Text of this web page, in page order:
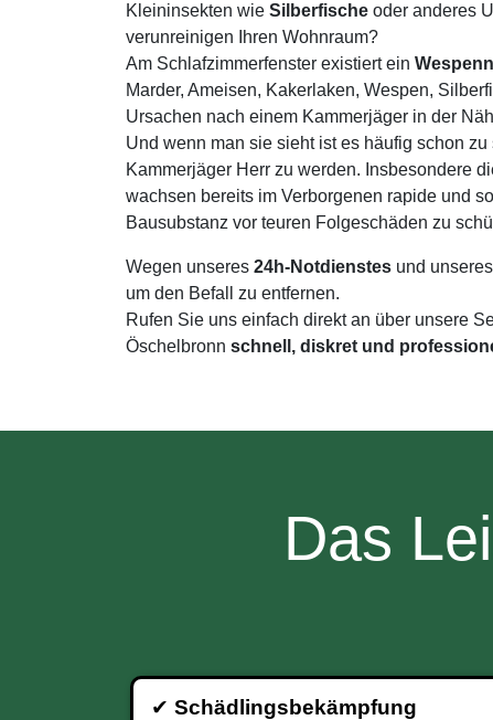
Kleininsekten wie Silberfische oder anderes
verunreinigen Ihren Wohnraum?
Am Schlafzimmerfenster existiert ein
Marder, Ameisen, Kakerlaken, Wespen,
Ursachen nach einem Kammerjäger in der
Und wenn man sie sieht ist es häufig schon
Kammerjäger Herr zu werden. Insbesondere
wachsen bereits im Verborgenen rapide und
Bausubstanz vor teuren Folgeschäden zu
Wegen unseres 24h-Notdienstes und
um den Befall zu entfernen.
Rufen Sie uns einfach direkt an über unsere
Öschelbronn schnell, diskret und
Das
✔ Schädlingsbekämpfung